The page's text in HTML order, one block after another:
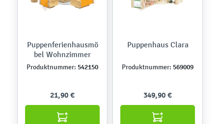
Puppenferienhausmö
bel Wohnzimmer
Produktnummer: 542150
21,90 €
Puppenhaus Clara
Produktnummer: 569009
349,90 €